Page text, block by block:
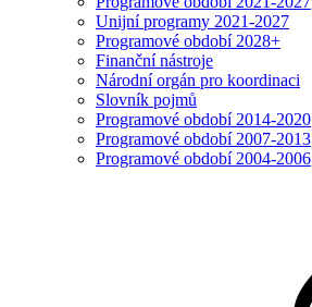
Unijní programy 2021-2027
Programové období 2028+
Finanční nástroje
Národní orgán pro koordinaci
Slovník pojmů
Programové období 2014-2020
Programové období 2007-2013
Programové období 2004-2006